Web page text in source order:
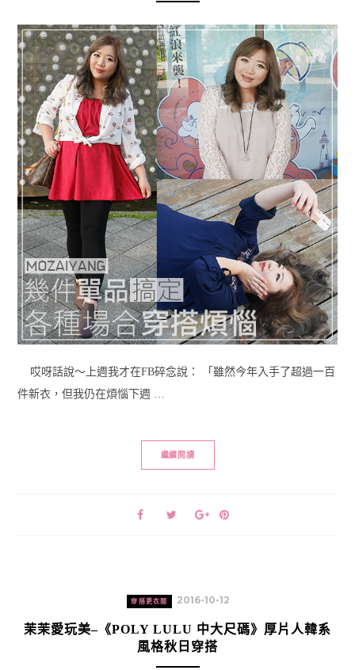
哎呀話說～上週我才在FB碎念說： 「雖然今年入手了超過一百
件新衣，但我仍在煩惱下週 …
繼續閱讀
穿搭更衣間 2016-10-12
茉茉愛玩美–《POLY LULU 中大尺碼》厚片人韓系
風格秋日穿搭